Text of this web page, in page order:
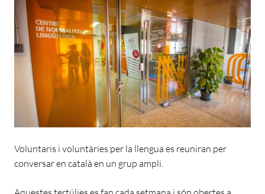
Voluntaris i voluntàries per la llengua es reuniran per
conversar en català en un grup ampli.